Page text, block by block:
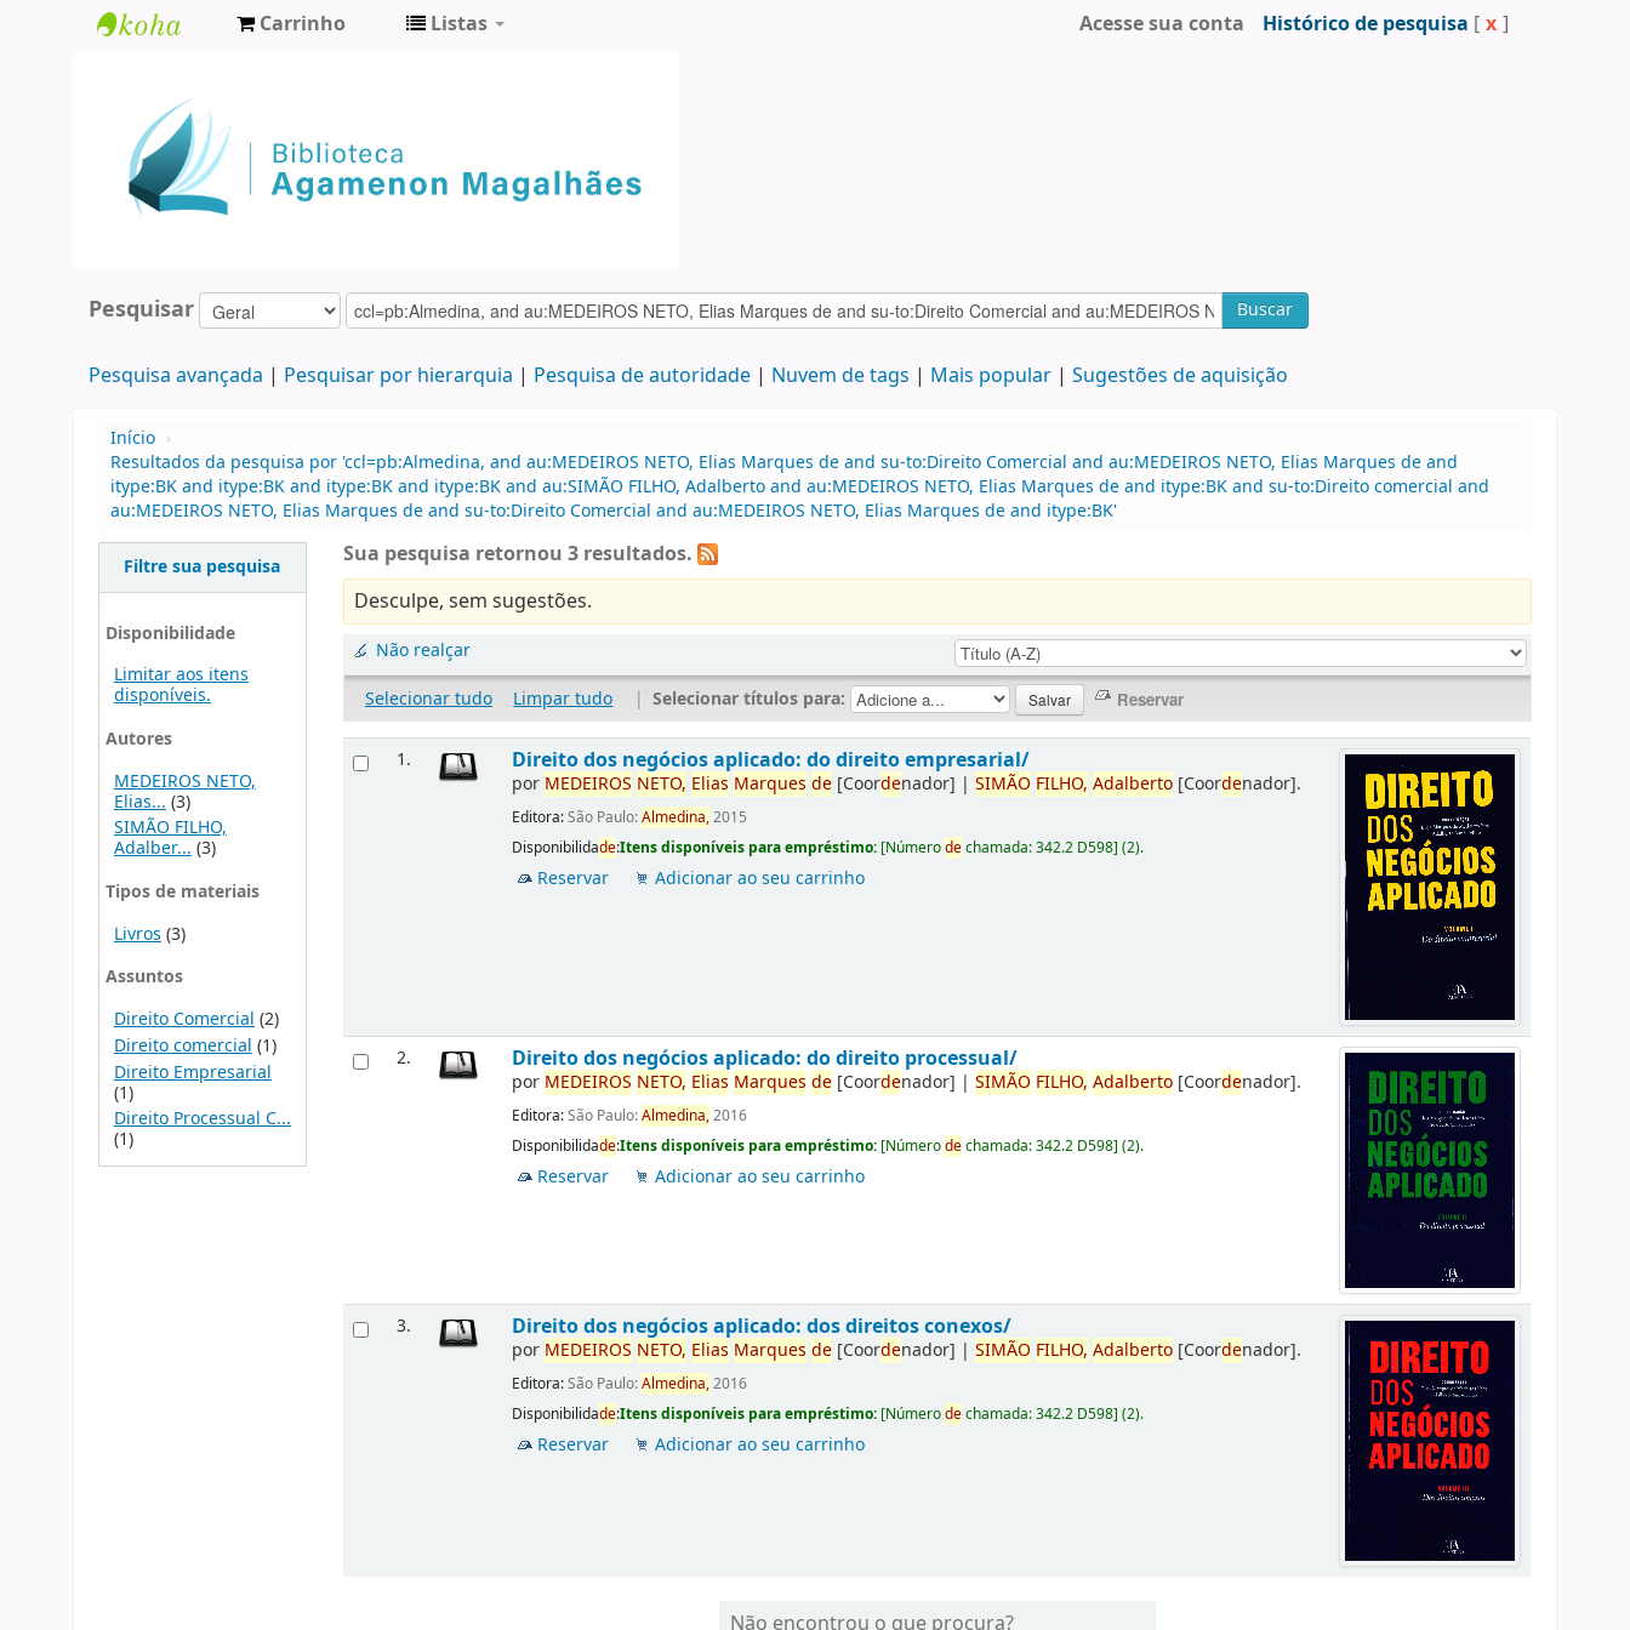
Agamenon
Magalhães
Carrinho Listas Acesse sua conta Histórico de pesquisa [ x ]
Pesquisar Buscar
Pesquisa avançada Pesquisar por hierarquia Pesquisa de autoridade Nuvem de tags Mais popular Sugestões de aquisição
Início ›
Resultados da pesquisa por 'ccl=pb:Almedina, and au:MEDEIROS NETO, Elias Marques de and su-to:Direito Comercial and au:MEDEIROS NETO, Elias Marques de and
itype:BK and itype:BK and itype:BK and itype:BK and au:SIMÃO FILHO, Adalberto and au:MEDEIROS NETO, Elias Marques de and itype:BK and su-to:Direito comercial and
au:MEDEIROS NETO, Elias Marques de and su-to:Direito Comercial and au:MEDEIROS NETO, Elias Marques de and itype:BK'
Filtre sua pesquisa
Disponibilidade
Limitar aos itens
disponíveis.
Autores
MEDEIROS NETO,
Elias... (3)
SIMÃO FILHO,
Adalber...(3)
Tipos de materiais
Livros (3)
Assuntos
Direito Comercial (2)
Direito comercial (1)
Direito Empresarial
(1)
Direito Processual C...
(1)
Sua pesquisa retornou 3 resultados.
Desculpe, sem sugestões.
Não realçar
Selecionar tudo
Limpar tudo | Selecionar títulos para:
1. Direito dos negócios aplicado: do direito empresarial/
por MEDEIROS NETO, Elias Marques de [Coordenador] |SIMÃO FILHO, Adalberto [Coordenador].
Editora:São Paulo:Almedina,2015
Disponibilidade:Itens disponíveis para empréstimo: [Númerodechamada:342.2 D598](2).
Reservar Adicionar ao seu carrinho
2. Direito dos negócios aplicado: do direito processual/
por MEDEIROS NETO, Elias Marques de [Coordenador] |SIMÃO FILHO, Adalberto [Coordenador].
Editora:São Paulo:Almedina,2016
Disponibilidade:Itens disponíveis para empréstimo: [Númerodechamada:342.2 D598](2).
Reservar Adicionar ao seu carrinho
3. Direito dos negócios aplicado: dos direitos conexos/
por MEDEIROS NETO, Elias Marques de [Coordenador] |SIMÃO FILHO, Adalberto [Coordenador].
Editora:São Paulo:Almedina,2016
Disponibilidade:Itens disponíveis para empréstimo: [Númerodechamada:342.2 D598](2).
Reservar Adicionar ao seu carrinho